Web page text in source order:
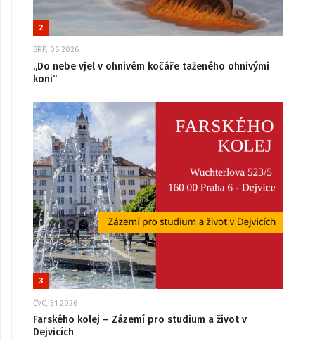
2
SRP, 06 2026
„Do nebe vjel v ohnivém kočáře taženého ohnivými
koni“
3
ČVC, 31 2026
Farského kolej – Zázemí pro studium a život v
Dejvicích